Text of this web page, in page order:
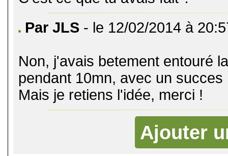
Par JLS - le 12/02/2014 à
Non, j'avais betement entouré
pendant 10mn, avec un succes
Mais je retiens l'idée, merci !
Ajouter